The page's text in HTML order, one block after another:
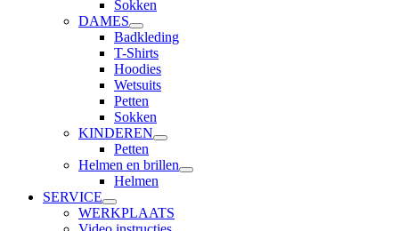
Sokken
DAMES
Badkleding
T-Shirts
Hoodies
Wetsuits
Petten
Sokken
KINDEREN
Petten
Helmen en brillen
Helmen
SERVICE
WERKPLAATS